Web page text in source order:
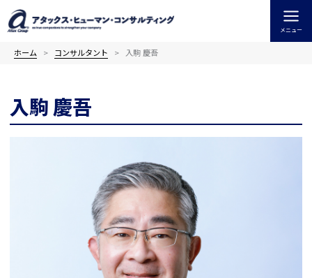
容
メニュー
ホーム コンサルタント 入駒 慶吾
入駒 慶吾